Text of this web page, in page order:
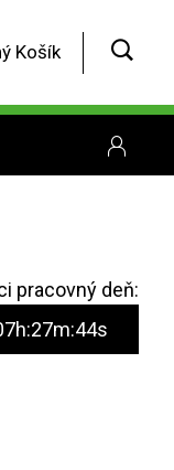
Košík
pracovný deň: